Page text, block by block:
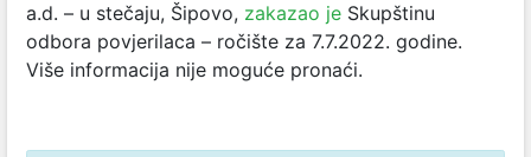
a.d. – u stečaju, Šipovo, zakazao je Skupštinu
odbora povjerilaca – ročište za 7.7.2022. godine.
Više informacija nije moguće pronaći.